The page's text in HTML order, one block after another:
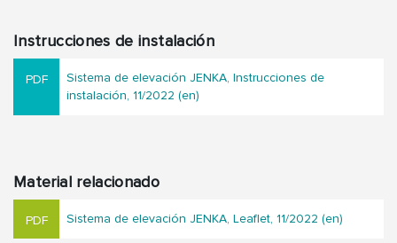
Instrucciones de instalación
Sistema de elevación JENKA, Instrucciones de
instalación, 11/2022 (en)
Material relacionado
Sistema de elevación JENKA, Leaflet, 11/2022 (en)